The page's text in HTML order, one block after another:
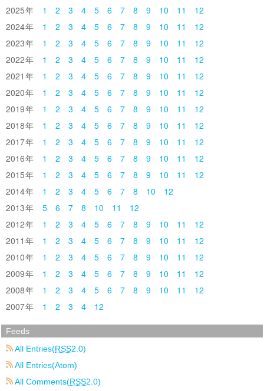
2025
1 2 3 4 5 6 7 8 9 10 11
12
2024
1 2 3 4 5 6 7 8 9 10 11
12
2023
1 2 3 4 5 6 7 8 9 10 11
12
2022
1 2 3 4 5 6 7 8 9 10 11
12
2021
1 2 3 4 5 6 7 8 9 10 11
12
2020
1 2 3 4 5 6 7 8 9 10 11
12
2019
1 2 3 4 5 6 7 8 9 10 11
12
2018
1 2 3 4 5 6 7 8 9 10 11
12
2017
1 2 3 4 5 6 7 8 9 10 11
12
2016
1 2 3 4 5 6 7 8 9 10 11
12
2015
1 2 3 4 5 6 7 8 9 10 11
12
2014
1 2 3 4 5 6 7 8 10
12
2013
5 6 7 8 10 11
12
2012
1 2 3 4 5 6 7 8 9 10 11
12
2011
1 2 3 4 5 6 7 8 9 10 11
12
2010
1 2 3 4 5 6 7 8 9 10 11
12
2009
1 2 3 4 5 6 7 8 9 10 11
12
2008
1 2 3 4 5 6 7 8 9 10 11
12
2007
1 2 3 4 12
Feeds
All Entries(RSS2.0)
All Entries(Atom)
All Comments(RSS2.0)